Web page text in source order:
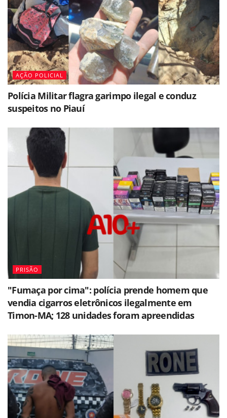
AÇÃO POLICIAL
Polícia Militar flagra garimpo ilegal e conduz
suspeitos no Piauí
PRISÃO
"Fumaça por cima": polícia prende homem que
vendia cigarros eletrônicos ilegalmente em
Timon-MA; 128 unidades foram apreendidas